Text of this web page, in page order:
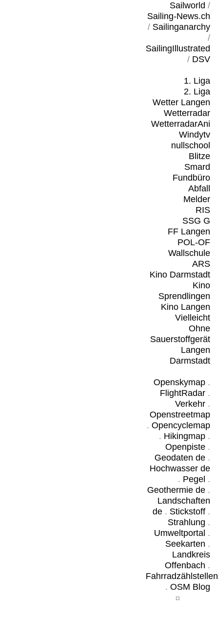
Sailworld /
Sailing-News.ch
/ Sailinganarchy
/
SailingIllustrated
/ DSV
1. Liga
2. Liga
Wetter Langen
Wetterradar
WetterradarAni
Windytv
nullschool
Blitze
Smard
Fundbüro
Abfall
Melder
RIS
SSG G
FF Langen
POL-OF
Wallschule
ARS
Kino Darmstadt
Kino
Sprendlingen
Kino Langen
Vielleicht
Ohne
Sauerstoffgerät
Langen
Darmstadt
Openskymap.
FlightRadar.
Verkehr.
Openstreetmap
. Opencyclemap
. Hikingmap.
Openpiste.
Geodaten de.
Hochwasser de
. Pegel .
Geothermie de.
Landschaften
de. Stickstoff.
Strahlung .
Umweltportal .
Seekarten .
Landkreis
Offenbach .
Fahrradzählstellen
. OSM Blog